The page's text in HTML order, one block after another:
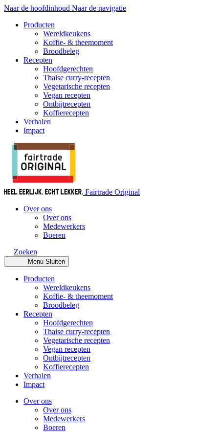
Naar de hoofdinhoud Naar de navigatie
Producten
Wereldkeukens
Koffie- & theemoment
Broodbeleg
Recepten
Hoofdgerechten
Thaise curry-recepten
Vegetarische recepten
Vegan recepten
Ontbijtrecepten
Koffierecepten
Verhalen
Impact
Fairtrade Original
Over ons
Over ons
Medewerkers
Boeren
Zoeken
Menu Sluiten
Producten
Wereldkeukens
Koffie- & theemoment
Broodbeleg
Recepten
Hoofdgerechten
Thaise curry-recepten
Vegetarische recepten
Vegan recepten
Ontbijtrecepten
Koffierecepten
Verhalen
Impact
Over ons
Over ons
Medewerkers
Boeren